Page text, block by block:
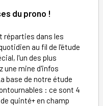
du prono !
réparties dans les
au fil de l'étude
l'un des plus
une mine d'infos
base de notre étude
: ce sont 4
quinté+ en champ